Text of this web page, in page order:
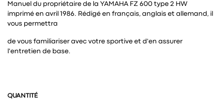
Manuel du propriétaire de la YAMAHA FZ 600 type 2 HW
imprimé en avril 1986. Rédigé en français, anglais et allemand, il
vous permettra
de vous familiariser avec votre sportive et d'en assurer
l'entretien de base.
QUANTITÉ